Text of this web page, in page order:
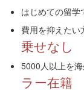
はじめての留学
費用を抑えた
乗せなし
5000人以上を
ラー在籍